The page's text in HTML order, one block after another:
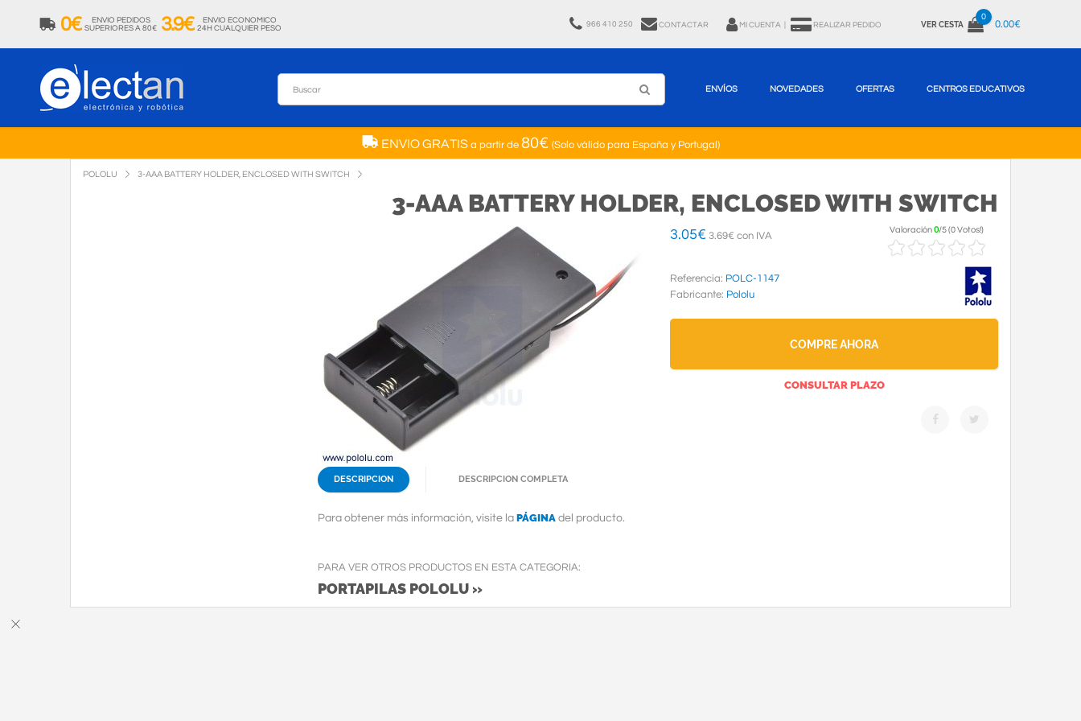
0€
ENVIO PEDIDOS
SUPERIORES A 80€ 3.9€
ENVIO ECONOMICO
24H CUALQUIER PESO
966 410 250 CONTACTAR MI CUENTA REALIZAR PEDIDO VER CESTA
0
0.00€
ENVÍOS NOVEDADES OFERTAS CENTROS EDUCATIVOS
ENVIO GRATISa partir de 80€ (Solo válido para España y Portugal)
POLOLU 3-AAA BATTERY HOLDER, ENCLOSED WITH SWITCH
3-AAA BATTERY HOLDER, ENCLOSED WITH SWITCH
3.05€ 3.69€ con IVA
Valoración0/5(0 Votos!)
Referencia: POLC-1147
Fabricante: Pololu
COMPRE AHORA
CONSULTAR PLAZO
DESCRIPCION DESCRIPCION COMPLETA
Para obtener más información, visite la PÁGINA del producto.
PARA VER OTROS PRODUCTOS EN ESTA CATEGORIA:
PORTAPILAS POLOLU »